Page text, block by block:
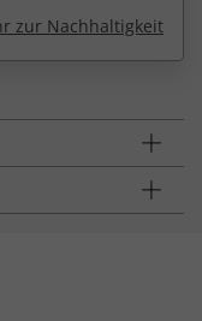
zur Nachhaltigkeit